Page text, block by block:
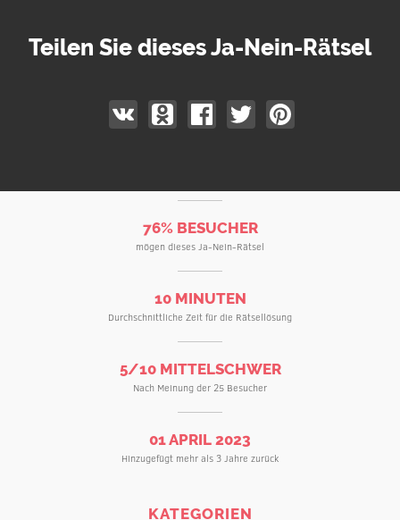
Teilen Sie dieses Ja-Nein-Rätsel
76% BESUCHER
mögen dieses Ja-Nein-Rätsel
10 MINUTEN
Durchschnittliche Zeit für die Rätsellösung
5/10 MITTELSCHWER
Nach Meinung der 25 Besucher
01 APRIL 2023
Hinzugefügt mehr als 3 Jahre zurück
KATEGORIEN